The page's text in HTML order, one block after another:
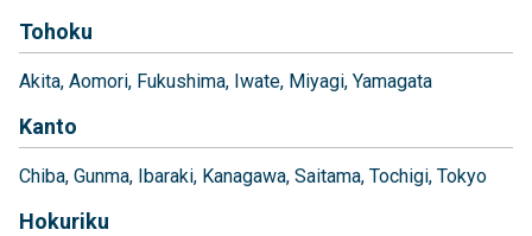
Tohoku
Akita Aomori Fukushima Iwate Miyagi Yamagata
Kanto
Chiba Gunma Ibaraki Kanagawa Saitama Tochigi Tokyo
Hokuriku